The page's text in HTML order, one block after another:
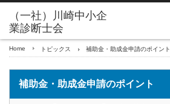
Home トピックス 補助金・助成金申請のポイント
補助金・助成金申請のポイント